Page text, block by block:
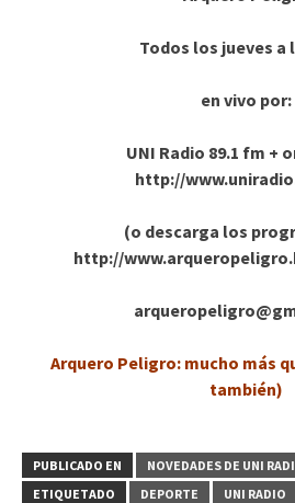
Todos los jueves a
en vivo por:
UNI Radio 89.1 fm +
http://
(o descarga los
http://
Arquero Peligro: mucho más
también)
PUBLICADO EN
NOVEDADES DE UNI
ETIQUETADO
DEPORTE UNI RADIO